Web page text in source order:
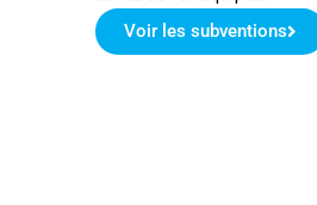
Voir les subventions